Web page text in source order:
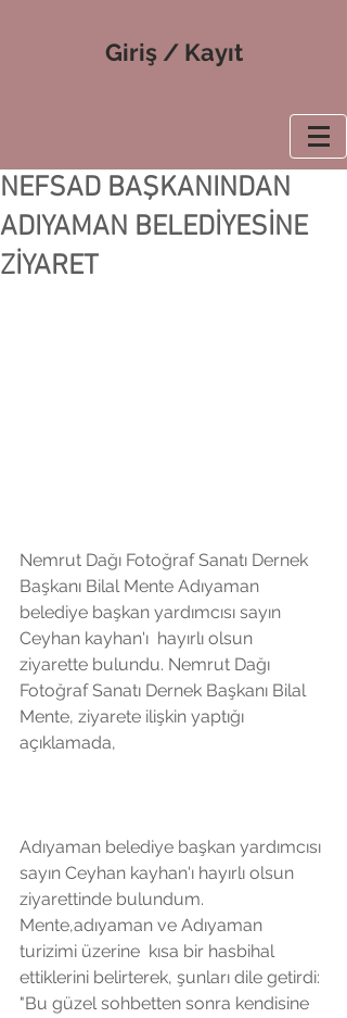
Giriş / Kayıt
NEFSAD BAŞKANINDAN
ADIYAMAN BELEDİYESİNE
ZİYARET
Nemrut Dağı Fotoğraf Sanatı Dernek
Başkanı Bilal Mente Adıyaman
belediye başkan yardımcısı sayın
Ceyhan kayhan'ı  hayırlı olsun
ziyarette bulundu. Nemrut Dağı
Fotoğraf Sanatı Dernek Başkanı Bilal
Mente, ziyarete ilişkin yaptığı
açıklamada,
Adıyaman belediye başkan yardımcısı
sayın Ceyhan kayhan'ı hayırlı olsun
ziyarettinde bulundum.
Mente,adıyaman ve Adıyaman
turizimi üzerine  kısa bir hasbihal
ettiklerini belirterek, şunları dile getirdi:
"Bu güzel sohbetten sonra kendisine